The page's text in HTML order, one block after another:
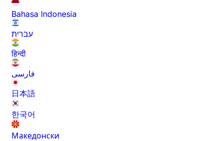
Bahasa Indonesia
עברית
हिन्दी
فارسی
日本語
한국어
Македонски